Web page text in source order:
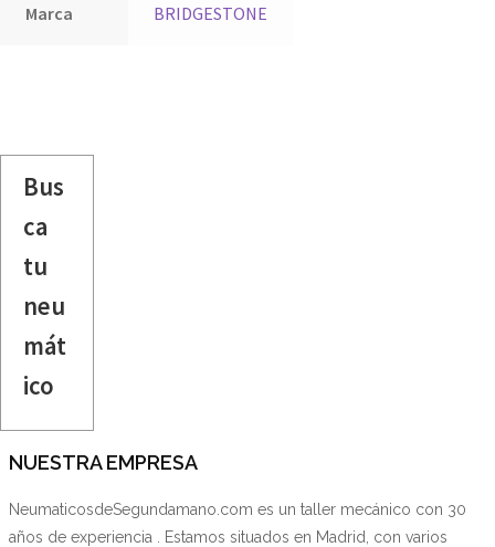
Marca BRIDGESTONE
Bus
ca
tu
neu
mát
ico
NUESTRA EMPRESA
NeumaticosdeSegundamano.com es un taller mecánico con 30
años de experiencia . Estamos situados en Madrid, con varios